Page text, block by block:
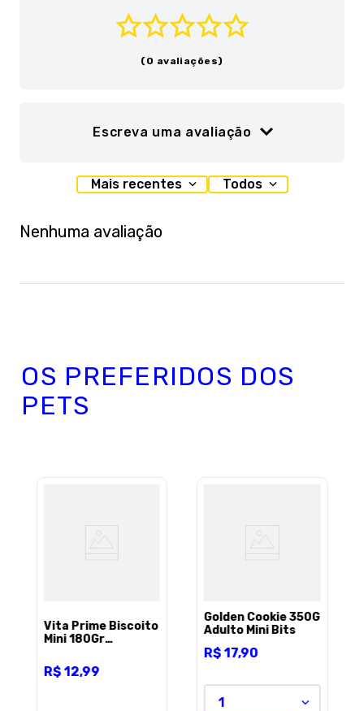
(0 avaliações)
Escreva uma avaliação
Adicionar avaliação
Avalie o produto de 1 a 5 estrelas
Sua localização
ENVIAR AVALIAÇÃO
Mais recentes Todos
Nenhuma avaliação
OS PREFERIDOS DOS
PETS
Vita Prime Biscoito
Mini 180Gr
R$12,99
Golden Cookie 350G
Adulto Mini Bits
R$ 17,90
1